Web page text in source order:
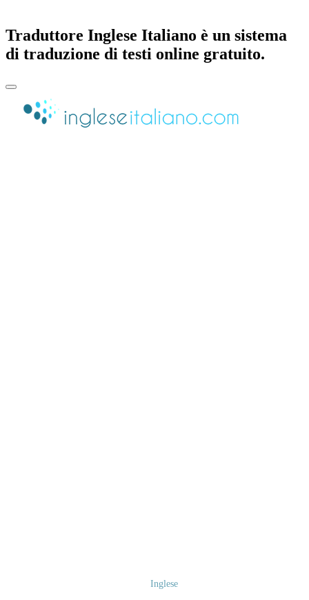
Traduttore Inglese Italiano è un sistema
di traduzione di testi online gratuito.
Inglese